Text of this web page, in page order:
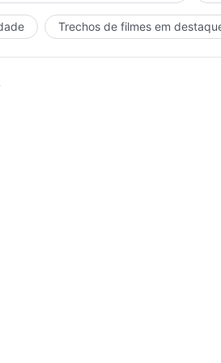
Trechos de filmes em